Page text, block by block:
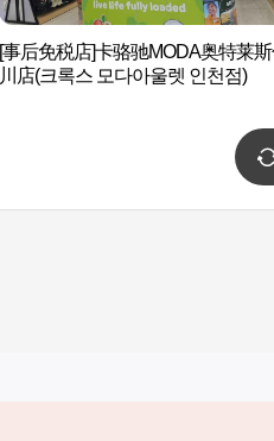
[事后免税店]卡骆驰MODA奥特莱
川店(크록스 모다아울렛 인천점)